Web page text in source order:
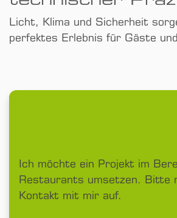
Licht, Klima und Sicherheit
perfektes Erlebnis für Gäste
Ich möchte ein Projekt im
Restaurants umsetzen. Bitte
Kontakt mit mir auf.